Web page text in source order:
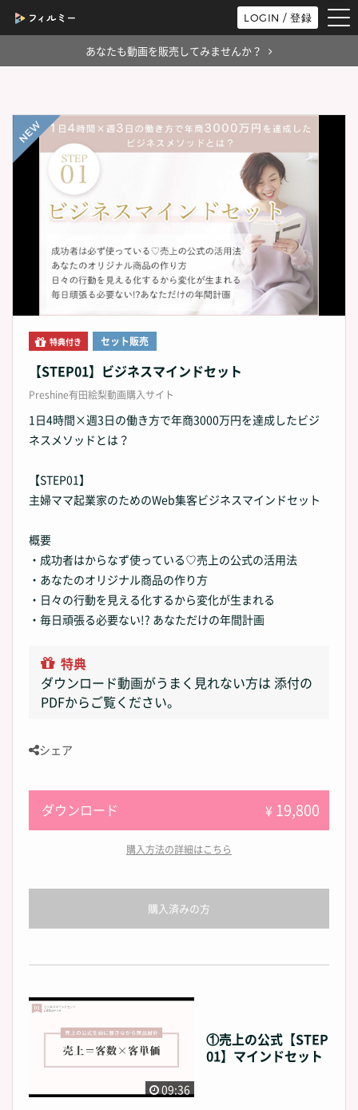
LOGIN / 登録
あなたも動画を販売してみませんか？
特典付き セット販売
【STEP01】ビジネスマインドセット
Preshine有田絵梨動画購入サイト
1日4時間×週3日の働き方で年商3000万円を達成したビジ
ネスメソッドとは？
【STEP01】
主婦ママ起業家のためのWeb集客ビジネスマインドセット
概要
・成功者はからなず使っている♡売上の公式の活用法
・あなたのオリジナル商品の作り方
・日々の行動を見える化するから変化が生まれる
・毎日頑張る必要ない!? あなただけの年間計画
特典
ダウンロード動画がうまく見れない方は 添付の
PDFからご覧ください。
シェア
ダウンロード ¥ 19,800
購入方法の詳細はこちら
購入済みの方
09:36
①売上の公式【STEP
01】マインドセット